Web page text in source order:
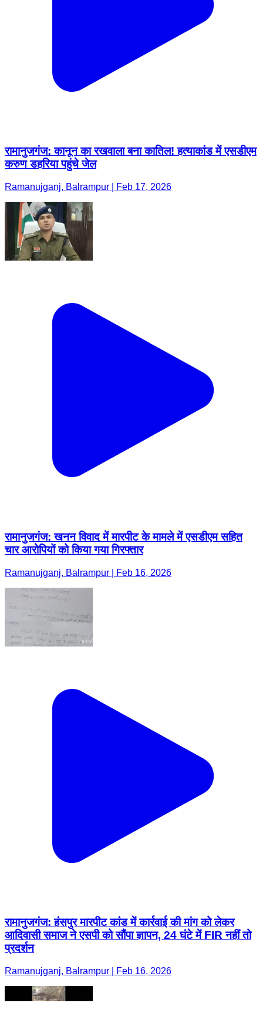
रामानुजगंज: कानून का रखवाला बना कातिल! हत्याकांड में एसडीएम
करुण डहरिया पहुंचे जेल
Ramanujganj, Balrampur | Feb 17, 2026
रामानुजगंज: खनन विवाद में मारपीट के मामले में एसडीएम सहित
चार आरोपियों को किया गया गिरफ्तार
Ramanujganj, Balrampur | Feb 16, 2026
रामानुजगंज: हंसपुर मारपीट कांड में कार्रवाई की मांग को लेकर
आदिवासी समाज ने एसपी को सौंपा ज्ञापन, 24 घंटे में FIR नहीं तो
प्रदर्शन
Ramanujganj, Balrampur | Feb 16, 2026